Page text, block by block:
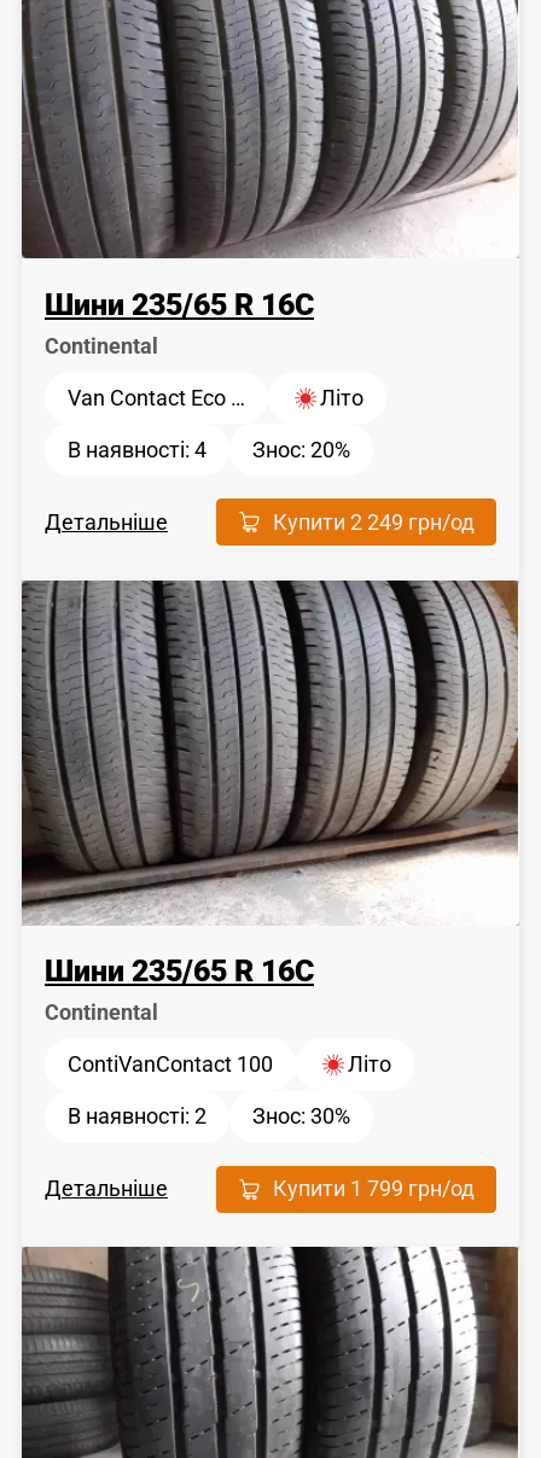
Шини 235/65 R 16C
Continental
Van Contact Eco … Літо
В наявності: 4 Знос:20%
Детальніше Купити2 249 грн/од
Шини 235/65 R 16C
Continental
ContiVanContact 100 Літо
В наявності: 2 Знос:30%
Детальніше Купити 1 799 грн/од